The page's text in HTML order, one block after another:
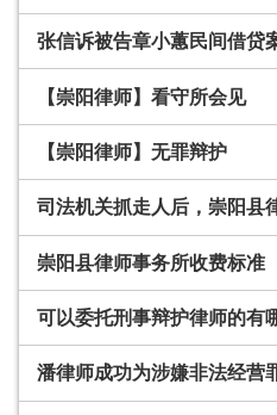
张信诉被告章小蕙民间借贷
【崇阳律师】看守所会见
【崇阳律师】无罪辩护
崇阳县律师事务所收费标准
可以委托刑事辩护律师的有